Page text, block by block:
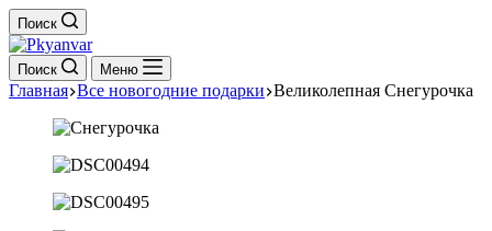
Поиск
Поиск Меню
Главная Все новогодние подарки Великолепная Снегурочка